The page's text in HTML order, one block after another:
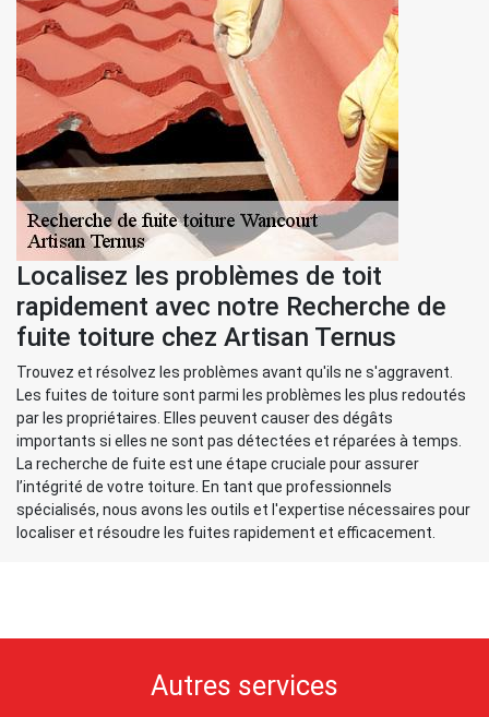
Localisez les problèmes de toit
rapidement avec notre Recherche de
fuite toiture chez Artisan Ternus
Trouvez et résolvez les problèmes avant qu'ils ne s'aggravent.
Les fuites de toiture sont parmi les problèmes les plus redoutés
par les propriétaires. Elles peuvent causer des dégâts
importants si elles ne sont pas détectées et réparées à temps.
La recherche de fuite est une étape cruciale pour assurer
l’intégrité de votre toiture. En tant que professionnels
spécialisés, nous avons les outils et l'expertise nécessaires pour
localiser et résoudre les fuites rapidement et efficacement.
Autres services